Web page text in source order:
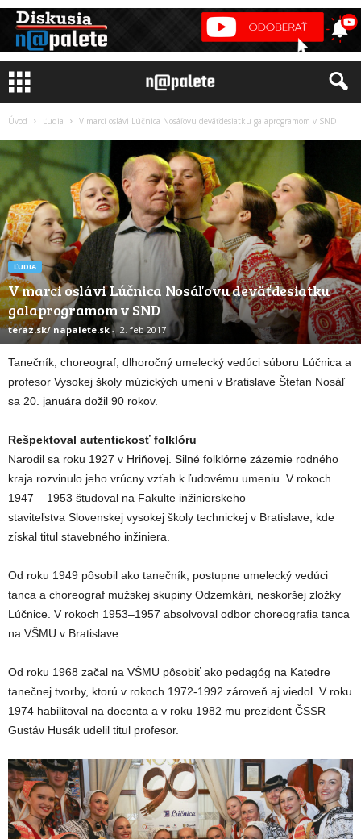
Úvod Ľudia V marci oslávi Lúčnica Nosáľovu deväťdesiatku galaprogramom v SND
ĽUDIA
V marci oslávi Lúčnica Nosáľovu deväťdesiatku
galaprogramom v SND
teraz.sk/ napalete.sk - 2. feb 2017
Tanečník, choreograf, dlhoročný umelecký vedúci súboru Lúčnica a
profesor Vysokej školy múzických umení v Bratislave Štefan Nosáľ
sa 20. januára dožil 90 rokov.
Rešpektoval autentickosť folklóru
Narodil sa roku 1927 v Hriňovej. Silné folklórne zázemie rodného
kraja rozvinulo jeho vrúcny vzťah k ľudovému umeniu. V rokoch
1947 – 1953 študoval na Fakulte inžinierskeho
staviteľstva Slovenskej vysokej školy technickej v Bratislave, kde
získal titul stavebného inžiniera.
Od roku 1949 pôsobil ako tanečník, postupne umelecký vedúci
tanca a choreograf mužskej skupiny Odzemkári, neskoršej zložky
Lúčnice. V rokoch 1953–1957 absolvoval odbor choreografia tanca
na VŠMU v Bratislave.
Od roku 1968 začal na VŠMU pôsobiť ako pedagóg na Katedre
tanečnej tvorby, ktorú v rokoch 1972-1992 zároveň aj viedol. V roku
1974 habilitoval na docenta a v roku 1982 mu prezident ČSSR
Gustáv Husák udelil titul profesor.